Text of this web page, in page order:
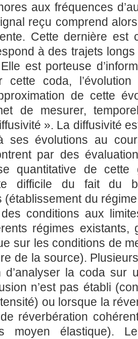
aux fréquences
reçu comprend
Cette dernière est
à des trajets
est porteuse
cette coda,
de cette
de mesurer,
». La diffusivité
ses évolutions au
par des
quantitative de
difficile du fait du
(établissement du
conditions aux
régimes existants,
sur les conditions de
de la source).
d’analyser la coda sur
n’est pas établi
ou lorsque la
réverbération
moyen élastique).